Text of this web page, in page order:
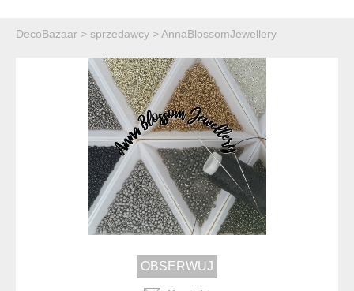
DecoBazaar > sprzedawcy >AnnaBlossomJewellery